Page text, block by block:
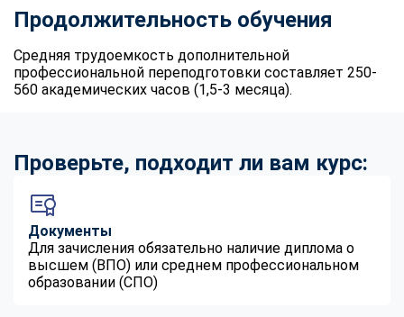
Продолжительность обучения
Средняя трудоемкость дополнительной
профессиональной переподготовки составляет 250-
560 академических часов (1,5-3 месяца).
Проверьте, подходит ли вам курс:
Документы
Для зачисления обязательно наличие диплома о
высшем (ВПО) или среднем профессиональном
образовании (СПО)